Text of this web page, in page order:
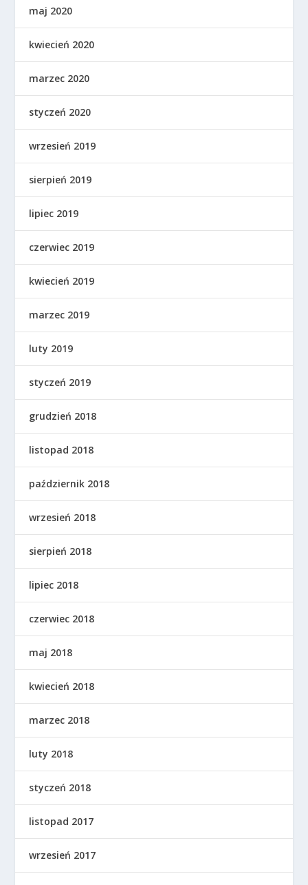
maj 2020
kwiecień 2020
marzec 2020
styczeń 2020
wrzesień 2019
sierpień 2019
lipiec 2019
czerwiec 2019
kwiecień 2019
marzec 2019
luty 2019
styczeń 2019
grudzień 2018
listopad 2018
październik 2018
wrzesień 2018
sierpień 2018
lipiec 2018
czerwiec 2018
maj 2018
kwiecień 2018
marzec 2018
luty 2018
styczeń 2018
listopad 2017
wrzesień 2017